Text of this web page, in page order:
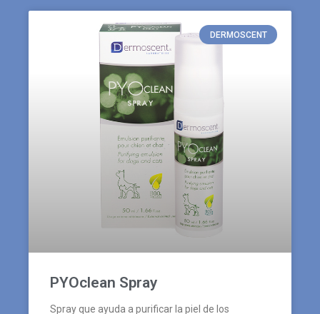
DERMOSCENT
PYOclean Spray
Spray que ayuda a purificar la piel de los